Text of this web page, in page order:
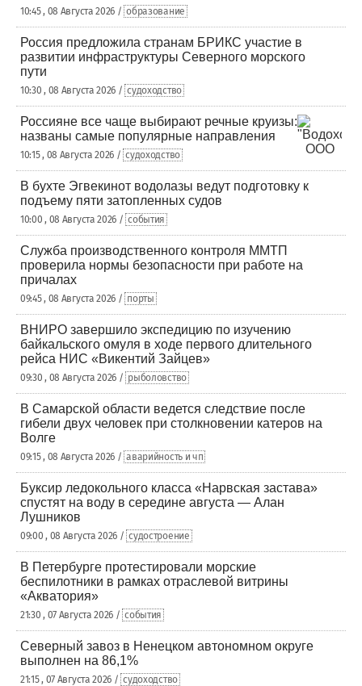
10:45 , 08 Августа 2026 / образование
Россия предложила странам БРИКС участие в
развитии инфраструктуры Северного морского
пути
10:30 , 08 Августа 2026 / судоходство
Россияне все чаще выбирают речные круизы:
названы самые популярные направления
10:15 , 08 Августа 2026 / судоходство
В бухте Эгвекинот водолазы ведут подготовку к
подъему пяти затопленных судов
10:00 , 08 Августа 2026 / события
Служба производственного контроля ММТП
проверила нормы безопасности при работе на
причалах
09:45 , 08 Августа 2026 / порты
ВНИРО завершило экспедицию по изучению
байкальского омуля в ходе первого длительного
рейса НИС «Викентий Зайцев»
09:30 , 08 Августа 2026 / рыболовство
В Самарской области ведется следствие после
гибели двух человек при столкновении катеров на
Волге
09:15 , 08 Августа 2026 / аварийность и чп
Буксир ледокольного класса «Нарвская застава»
спустят на воду в середине августа — Алан
Лушников
09:00 , 08 Августа 2026 / судостроение
В Петербурге протестировали морские
беспилотники в рамках отраслевой витрины
«Акватория»
21:30 , 07 Августа 2026 / события
Северный завоз в Ненецком автономном округе
выполнен на 86,1%
21:15 , 07 Августа 2026 / судоходство